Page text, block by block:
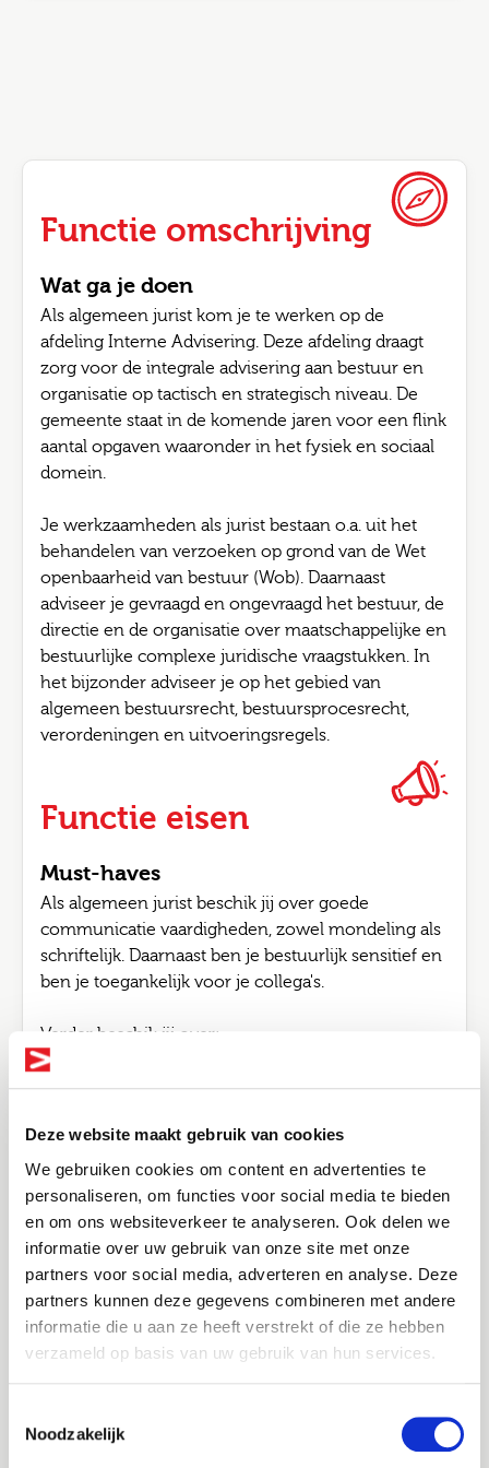
Deze website maakt gebruik van cookies
We gebruiken cookies om content en advertenties te
personaliseren, om functies voor social media te bieden
en om ons websiteverkeer te analyseren. Ook delen we
informatie over uw gebruik van onze site met onze
partners voor social media, adverteren en analyse. Deze
partners kunnen deze gegevens combineren met andere
informatie die u aan ze heeft verstrekt of die ze hebben
verzameld op basis van uw gebruik van hun services.
Noodzakelijk
Functie omschrijving
Wat ga je doen
Als algemeen jurist kom je te werken op de
afdeling Interne Advisering. Deze afdeling draagt
zorg voor de integrale advisering aan bestuur en
organisatie op tactisch en strategisch niveau. De
gemeente staat in de komende jaren voor een flink
aantal opgaven waaronder in het fysiek en sociaal
domein.
Je werkzaamheden als jurist bestaan o.a. uit het
behandelen van verzoeken op grond van de Wet
openbaarheid van bestuur (Wob). Daarnaast
adviseer je gevraagd en ongevraagd het bestuur, de
directie en de organisatie over maatschappelijke en
bestuurlijke complexe juridische vraagstukken. In
het bijzonder adviseer je op het gebied van
algemeen bestuursrecht, bestuursprocesrecht,
verordeningen en uitvoeringsregels.
Functie eisen
Must-haves
Als algemeen jurist beschik jij over goede
communicatie vaardigheden, zowel mondeling als
schriftelijk. Daarnaast ben je bestuurlijk sensitief en
ben je toegankelijk voor je collega's.
Verder beschik jij over:
en bestuursrecht)
Kennis van bestuurs- en omgevingsrecht
Een politieke antenne
De juiste instelling en de intrinsieke drive om
jezelf blijvend te ontwikkelen
Over
Joinuz
verbinden wij professionals binnen de overheid,
zorg en woningcorporaties aan organisaties waar
Altijd als 1e op de hoogte van de
nieuwste vacatures als je een job
alert aanmaakt!
Bel me terug